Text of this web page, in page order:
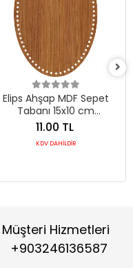
Elips Ahşap MDF Sepet
Tabanı 15x10 cm
(Seçilebilir Delik Çapı)
11.00 TL
KDV DAHİLDİR
Müşteri Hizmetleri
+903246136587